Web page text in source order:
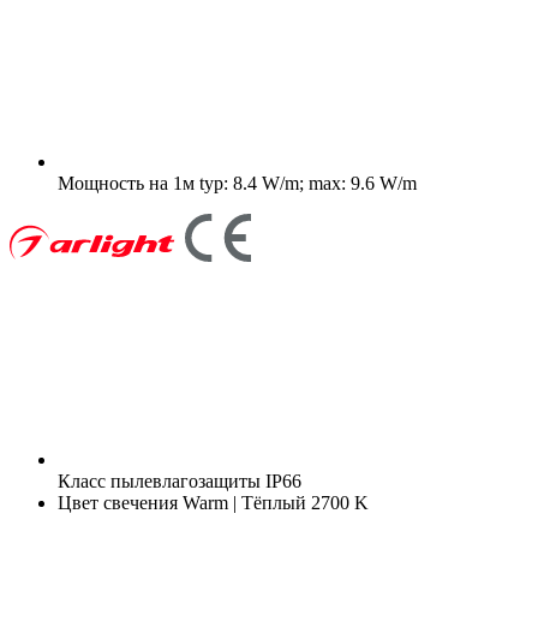
Мощность на 1м typ: 8.4 W/m; max: 9.6 W/m
Класс пылевлагозащиты IP66
Цвет свечения Warm | Тёплый 2700 K